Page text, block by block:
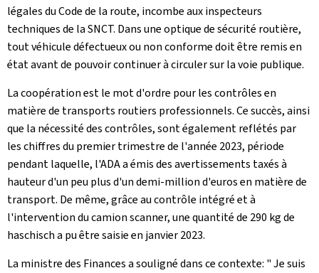
légales du Code de la route, incombe aux inspecteurs
techniques de la SNCT. Dans une optique de sécurité routière,
tout véhicule défectueux ou non conforme doit être remis en
état avant de pouvoir continuer à circuler sur la voie publique.
La coopération est le mot d'ordre pour les contrôles en
matière de transports routiers professionnels. Ce succès, ainsi
que la nécessité des contrôles, sont également reflétés par
les chiffres du premier trimestre de l'année 2023, période
pendant laquelle, l'ADA a émis des avertissements taxés à
hauteur d'un peu plus d'un demi-million d'euros en matière de
transport. De même, grâce au contrôle intégré et à
l'intervention du camion scanner, une quantité de 290 kg de
haschisch a pu être saisie en janvier 2023.
La ministre des Finances a souligné dans ce contexte: " Je suis